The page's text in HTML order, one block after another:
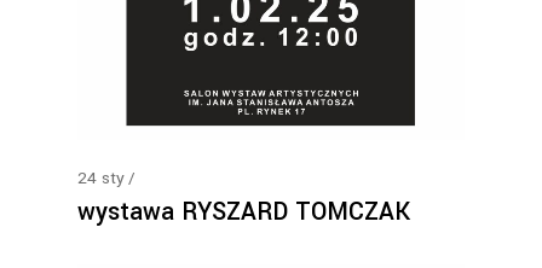
24 sty
wystawa RYSZARD TOMCZAK